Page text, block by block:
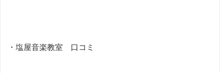
・塩屋音楽教室 口コミ